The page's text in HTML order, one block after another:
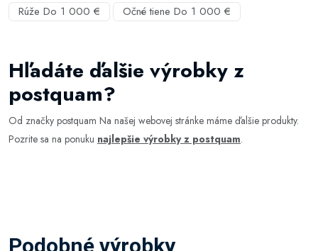
Rúže Do 1 000 €
Očné tiene Do 1 000 €
Hľadáte ďalšie výrobky z
postquam?
Od značky postquam Na našej webovej stránke máme ďalšie produkty.
Pozrite sa na ponuku najlepšie výrobky z postquam.
Podobné výrobky